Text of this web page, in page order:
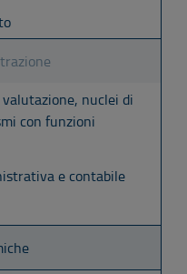
nuclei di
con funzioni
e contabile